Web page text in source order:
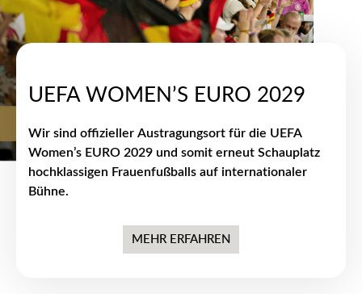
UEFA WOMEN’S EURO 2029
Wir sind offizieller Austragungsort für die UEFA
Women’s EURO 2029 und somit erneut Schauplatz
hochklassigen Frauenfußballs auf internationaler
Bühne.
MEHR ERFAHREN